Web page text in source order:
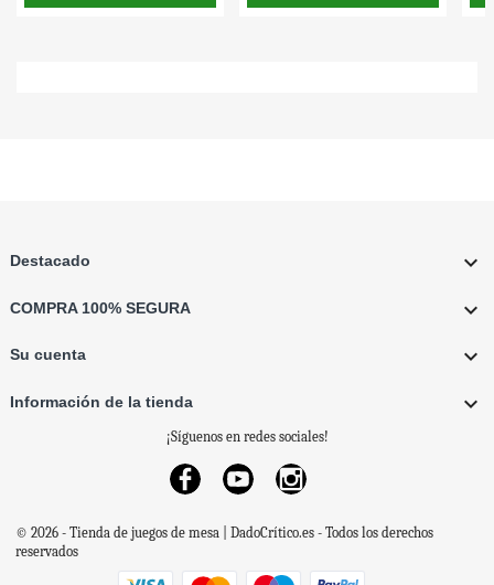
Destacado 
COMPRA 100% SEGURA 
Su cuenta 
Información de la tienda 
¡Síguenos en redes sociales!
FacebookYouTubeInstagram
© 2026 - Tienda de juegos de mesa | DadoCrítico.es - Todos los derechos
reservados